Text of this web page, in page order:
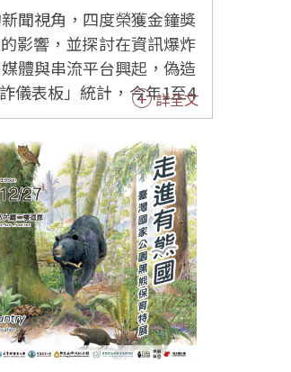
聞視角，四度榮獲金鐘獎
影響，並探討在資訊爆炸
儀表板」統計，今年1至4
亂象，李
利益取代真相；主流媒體
她分享，自己
的刀，每一字一句都要仔
，媒體更應傳遞真善美精
怎能不提及，最後還是不
長的
：「想、找、理、信」，
騙資訊，需要築起辨識的
詳全文